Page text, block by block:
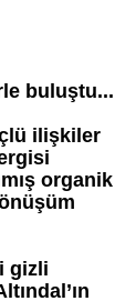
buluştu...
ilişkiler
organik
gizli